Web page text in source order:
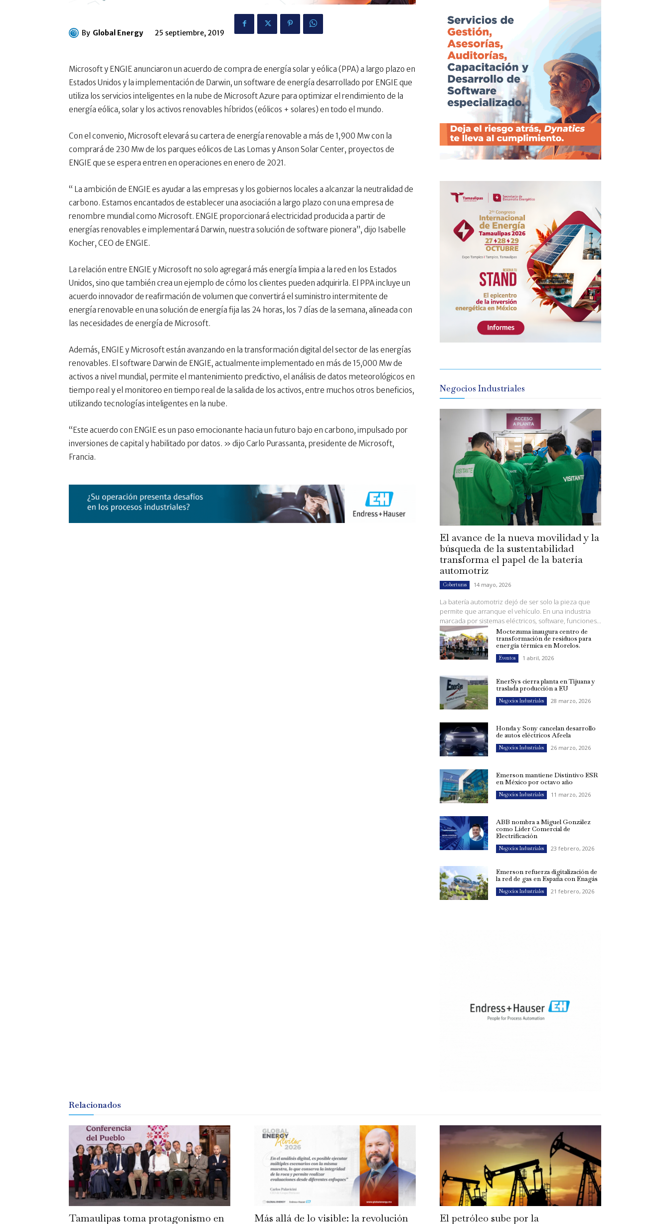
By Global Energy 25 septiembre, 2019
Microsoft y ENGIE anunciaron un acuerdo de compra de energía solar y eólica (PPA) a largo plazo en
Estados Unidos y la implementación de Darwin, un software de energía desarrollado por ENGIE que
utiliza los servicios inteligentes en la nube de Microsoft Azure para optimizar el rendimiento de la
energía eólica, solar y los activos renovables híbridos (eólicos + solares) en todo el mundo.
Con el convenio, Microsoft elevará su cartera de energía renovable a más de 1,900 Mw con la
comprará de 230 Mw de los parques eólicos de Las Lomas y Anson Solar Center, proyectos de
ENGIE que se espera entren en operaciones en enero de 2021.
“ La ambición de ENGIE es ayudar a las empresas y los gobiernos locales a alcanzar la neutralidad de
carbono. Estamos encantados de establecer una asociación a largo plazo con una empresa de
renombre mundial como Microsoft. ENGIE proporcionará electricidad producida a partir de
energías renovables e implementará Darwin, nuestra solución de software pionera”, dijo Isabelle
Kocher, CEO de ENGIE.
La relación entre ENGIE y Microsoft no solo agregará más energía limpia a la red en los Estados
Unidos, sino que también crea un ejemplo de cómo los clientes pueden adquirirla. El PPA incluye un
acuerdo innovador de reafirmación de volumen que convertirá el suministro intermitente de
energía renovable en una solución de energía fija las 24 horas, los 7 días de la semana, alineada con
las necesidades de energía de Microsoft.
Además, ENGIE y Microsoft están avanzando en la transformación digital del sector de las energías
renovables. El software Darwin de ENGIE, actualmente implementado en más de 15,000 Mw de
activos a nivel mundial, permite el mantenimiento predictivo, el análisis de datos meteorológicos en
tiempo real y el monitoreo en tiempo real de la salida de los activos, entre muchos otros beneficios,
utilizando tecnologías inteligentes en la nube.
“Este acuerdo con ENGIE es un paso emocionante hacia un futuro bajo en carbono, impulsado por
inversiones de capital y habilitado por datos. » dijo Carlo Purassanta, presidente de Microsoft,
Francia.
Negocios Industriales
El avance de la nueva movilidad y la
búsqueda de la sustentabilidad
transforma el papel de la batería
automotriz
Coberturas 14 mayo, 2026
La batería automotriz dejó de ser solo la pieza que
permite que arranque el vehículo. En una industria
marcada por sistemas eléctricos, software, funciones...
Moctezuma inaugura centro de
transformación de residuos para
energía térmica en Morelos.
Eventos 1 abril, 2026
EnerSys cierra planta en Tijuana y
traslada producción a EU
Negocios Industriales 28 marzo, 2026
Honda y Sony cancelan desarrollo
de autos eléctricos Afeela
Negocios Industriales 26 marzo, 2026
Emerson mantiene Distintivo ESR
en México por octavo año
Negocios Industriales 11 marzo, 2026
ABB nombra a Miguel González
como Líder Comercial de
Electrificación
Negocios Industriales 23 febrero, 2026
Emerson refuerza digitalización de
la red de gas en España con Enagás
Negocios Industriales 21 febrero, 2026
Relacionados
Tamaulipas toma protagonismo en
Más allá de lo visible: la revolución
El petróleo sube por la